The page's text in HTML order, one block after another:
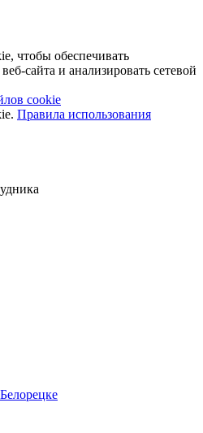
чтобы обеспечивать
сайта и анализировать сетевой
cookie
Правила использования